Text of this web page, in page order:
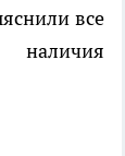
все